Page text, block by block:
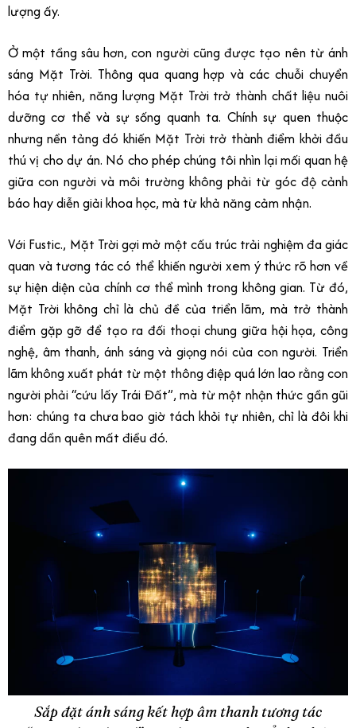
lượng ấy.
Ở một tầng sâu hơn, con người cũng được tạo nên từ ánh
sáng Mặt Trời. Thông qua quang hợp và các chuỗi chuyển
hóa tự nhiên, năng lượng Mặt Trời trở thành chất liệu nuôi
dưỡng cơ thể và sự sống quanh ta. Chính sự quen thuộc
nhưng nền tảng đó khiến Mặt Trời trở thành điểm khởi đầu
thú vị cho dự án. Nó cho phép chúng tôi nhìn lại mối quan hệ
giữa con người và môi trường không phải từ góc độ cảnh
báo hay diễn giải khoa học, mà từ khả năng cảm nhận.
Với Fustic., Mặt Trời gợi mở một cấu trúc trải nghiệm đa giác
quan và tương tác có thể khiến người xem ý thức rõ hơn về
sự hiện diện của chính cơ thể mình trong không gian. Từ đó,
Mặt Trời không chỉ là chủ đề của triển lãm, mà trở thành
điểm gặp gỡ để tạo ra đối thoại chung giữa hội họa, công
nghệ, âm thanh, ánh sáng và giọng nói của con người. Triển
lãm không xuất phát từ một thông điệp quá lớn lao rằng con
người phải “cứu lấy Trái Đất”, mà từ một nhận thức gần gũi
hơn: chúng ta chưa bao giờ tách khỏi tự nhiên, chỉ là đôi khi
đang dần quên mất điều đó.
Sắp đặt ánh sáng kết hợp âm thanh tương tác